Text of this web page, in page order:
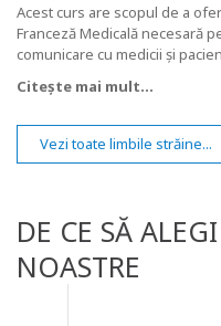
Acest curs are scopul de a
Franceză Medicală necesară
comunicare cu medicii și
Citește mai mult...
Vezi toate limbile străine...
DE CE SĂ
NOASTRE